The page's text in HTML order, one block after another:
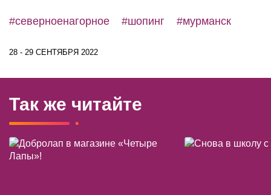
#северноенагорное #шопинг #мурманск
28 - 29 СЕНТЯБРЯ 2022
Так же читайте